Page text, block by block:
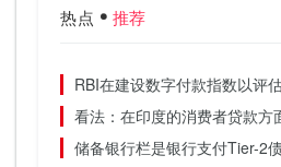
热点 推荐
RBI在建设数字付款指数以评
看法：在印度的消费者贷款方
储备银行栏是银行支付Tier-2